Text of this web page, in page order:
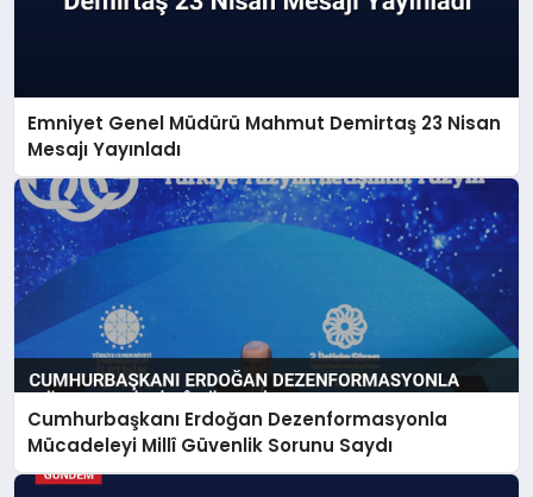
Emniyet Genel Müdürü Mahmut Demirtaş 23 Nisan
Mesajı Yayınladı
Cumhurbaşkanı Erdoğan Dezenformasyonla
Mücadeleyi Millî Güvenlik Sorunu Saydı